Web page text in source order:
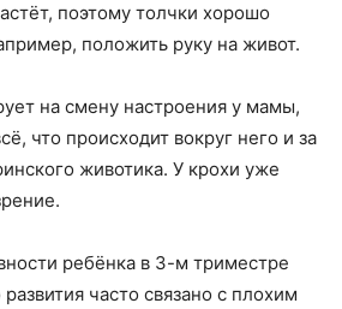
поэтому толчки хорошо
положить руку на живот.
на смену настроения у мамы,
что происходит вокруг него и за
животика. У крохи уже
ребёнка в 3-м триместре
часто связано с плохим